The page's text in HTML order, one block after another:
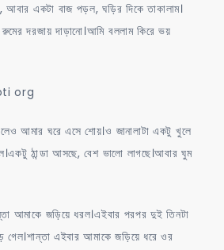
আবার একটা বাজ পড়ল, ঘড়ির দিকে তাকালাম।
দরজায় দাড়ানো।আমি বললাম কিরে ভয়
org
আমার ঘরে এসে শোয়।ও জানালাটা একটু খুলে
ঠান্ডা আসছে, বেশ ভালো লাগছে।আবার ঘুম
আমাকে জড়িয়ে ধরল।এইবার পরপর দুই তিনটা
গেল।শান্তা এইবার আমাকে জড়িয়ে ধরে ওর